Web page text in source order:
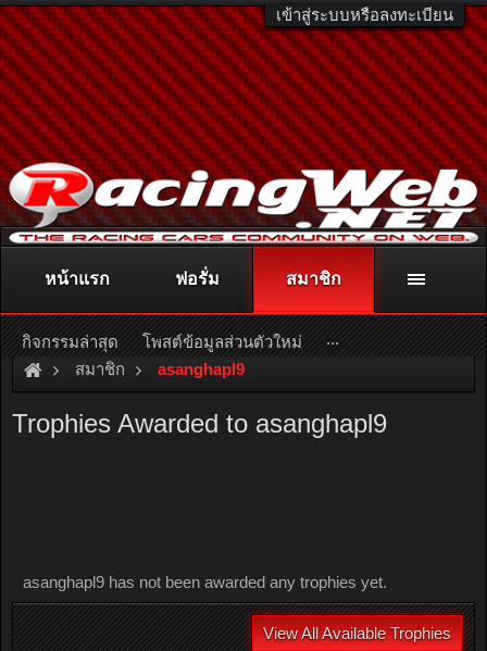
เข้าสู่ระบบหรือลงทะเบียน
ติดต่อลงโฆษณา racingweb@gmail.comหรือโทร. 081-811-1138
หรืออ่านรายละเอียดเพิ่มเติม คลิกที่นี่
สมาชิก asanghapl9
Trophies Awarded to asanghapl9
asanghapl9 has not been awarded any trophies yet.
View All Available Trophies
หน้าแรก ฟอรั่ม สมาชิก
กิจกรรมล่าสุด โพสต์ข้อมูลส่วนตัวใหม่ ...